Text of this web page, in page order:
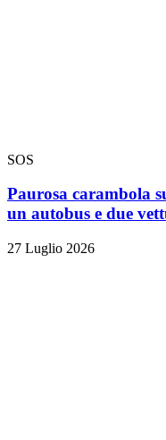
SOS
Paurosa carambola
un autobus e due
27 Luglio 2026